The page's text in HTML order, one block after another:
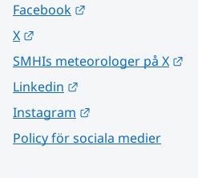
Facebook
X
SMHIs meteorologer på X
Linkedin
Instagram
Policy för sociala medier